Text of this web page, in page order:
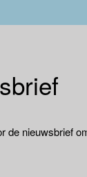
de nieuwsbrief